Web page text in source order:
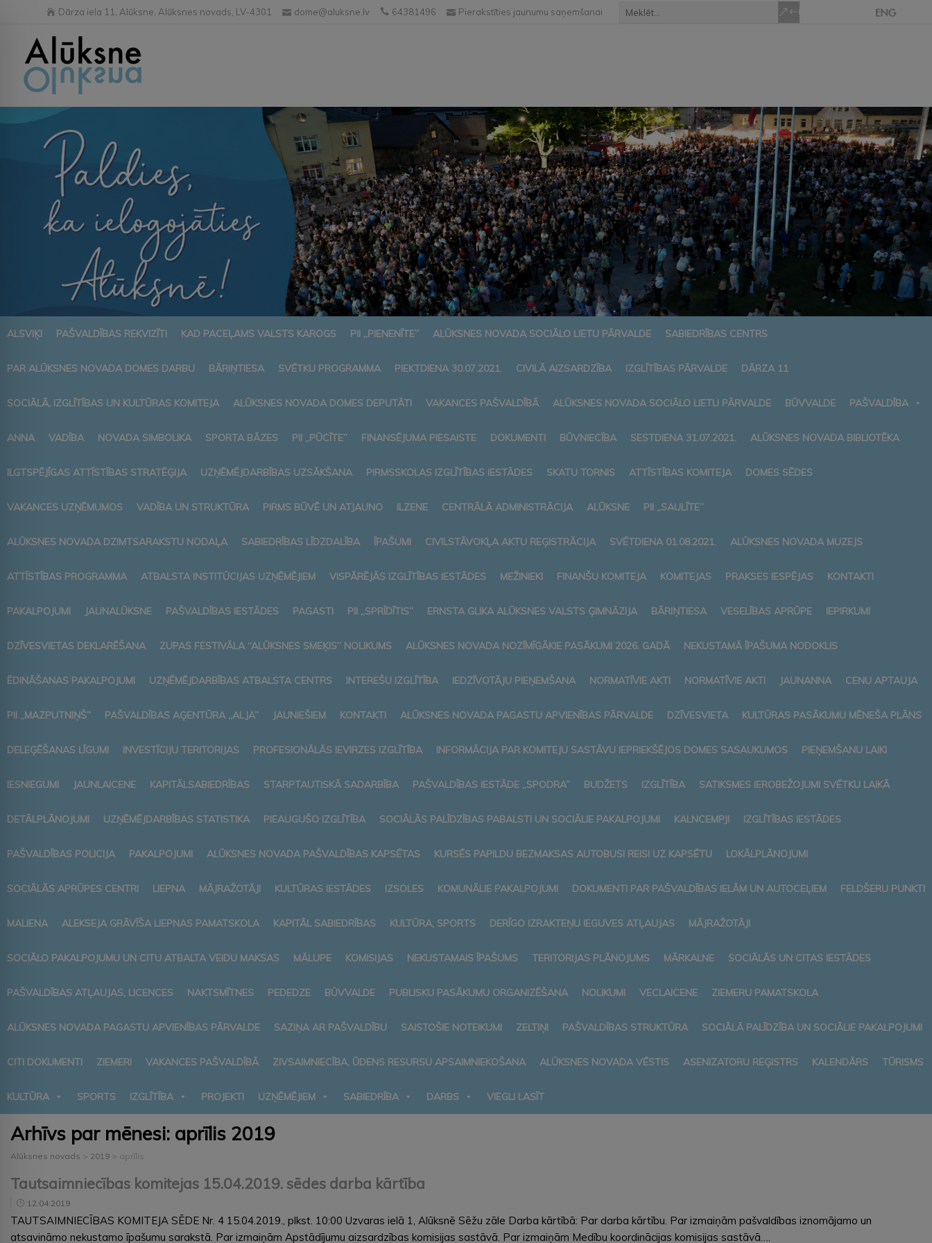
Dārza iela 11, Alūksne, Alūksnes novads, LV-4301 dome@aluksne.lv 64381496 Pierakstīties jaunumu saņemšanai
ALSVIĶI PAŠVALDĪBAS REKVIZĪTI KAD PACEĻAMS VALSTS KAROGS PII „PIENENĪTE” ALŪKSNES NOVADA SOCIĀLO LIETU PĀRVALDE SABIEDRĪBAS CENTRS
PAR ALŪKSNES NOVADA DOMES DARBU BĀRIŅTIESA SVĒTKU PROGRAMMA PIEKTDIENA 30.07.2021. CIVILĀ AIZSARDZĪBA IZGLĪTĪBAS PĀRVALDE DĀRZA 11
SOCIĀLĀ, IZGLĪTĪBAS UN KULTŪRAS KOMITEJA ALŪKSNES NOVADA DOMES DEPUTĀTI VAKANCES PAŠVALDĪBĀ ALŪKSNES NOVADA SOCIĀLO LIETU PĀRVALDE BŪVVALDE PAŠVALDĪBA
ANNA VADĪBA NOVADA SIMBOLIKA SPORTA BĀZES PII „PŪCĪTE” FINANSĒJUMA PIESAISTE DOKUMENTI BŪVNIECĪBA SESTDIENA 31.07.2021. ALŪKSNES NOVADA BIBLIOTĒKA
ILGTSPĒJĪGAS ATTĪSTĪBAS STRATĒĢIJA UZŅĒMĒJDARBĪBAS UZSĀKŠANA PIRMSSKOLAS IZGLĪTĪBAS IESTĀDES SKATU TORNIS ATTĪSTĪBAS KOMITEJA DOMES SĒDES
VAKANCES UZŅĒMUMOS VADĪBA UN STRUKTŪRA PIRMS BŪVĒ UN ATJAUNO ILZENE CENTRĀLĀ ADMINISTRĀCIJA ALŪKSNE PII „SAULĪTE”
ALŪKSNES NOVADA DZIMTSARAKSTU NODAĻA SABIEDRĪBAS LĪDZDALĪBA ĪPAŠUMI CIVILSTĀVOKĻA AKTU REĢISTRĀCIJA SVĒTDIENA 01.08.2021. ALŪKSNES NOVADA MUZEJS
ATTĪSTĪBAS PROGRAMMA ATBALSTA INSTITŪCIJAS UZŅĒMĒJIEM VISPĀRĒJĀS IZGLĪTĪBAS IESTĀDES MEŽINIEKI FINANŠU KOMITEJA KOMITEJAS PRAKSES IESPĒJAS KONTAKTI
PAKALPOJUMI JAUNALŪKSNE PAŠVALDĪBAS IESTĀDES PAGASTI PII „SPRĪDĪTIS” ERNSTA GLIKA ALŪKSNES VALSTS ĢIMNĀZIJA BĀRIŅTIESA VESELĪBAS APRŪPE IEPIRKUMI
DZĪVESVIETAS DEKLARĒŠANA ZUPAS FESTIVĀLA “ALŪKSNES SMEĶIS” NOLIKUMS ALŪKSNES NOVADA NOZĪMĪGĀKIE PASĀKUMI 2026. GADĀ NEKUSTAMĀ ĪPAŠUMA NODOKLIS
ĒDINĀŠANAS PAKALPOJUMI UZŅĒMĒJDARBĪBAS ATBALSTA CENTRS INTEREŠU IZGLĪTĪBA IEDZĪVOTĀJU PIEŅEMŠANA NORMATĪVIE AKTI NORMATĪVIE AKTI JAUNANNA CENU APTAUJA
PII „MAZPUTNIŅŠ” PAŠVALDĪBAS AĢENTŪRA „ALJA” JAUNIEŠIEM KONTAKTI ALŪKSNES NOVADA PAGASTU APVIENĪBAS PĀRVALDE DZĪVESVIETA KULTŪRAS PASĀKUMU MĒNEŠA PLĀNS
DELEĢĒŠANAS LĪGUMI INVESTĪCIJU TERITORIJAS PROFESIONĀLĀS IEVIRZES IZGLĪTĪBA INFORMĀCIJA PAR KOMITEJU SASTĀVU IEPRIEKŠĒJOS DOMES SASAUKUMOS PIEŅEMŠANU LAIKI
IESNIEGUMI JAUNLAICENE KAPITĀLSABIEDRĪBAS STARPTAUTISKĀ SADARBĪBA PAŠVALDĪBAS IESTĀDE „SPODRA” BUDŽETS IZGLĪTĪBA SATIKSMES IEROBEŽOJUMI SVĒTKU LAIKĀ
DETĀLPLĀNOJUMI UZŅĒMĒJDARBĪBAS STATISTIKA PIEAUGUŠO IZGLĪTĪBA SOCIĀLĀS PALĪDZĪBAS PABALSTI UN SOCIĀLIE PAKALPOJUMI KALNCEMPJI IZGLĪTĪBAS IESTĀDES
PAŠVALDĪBAS POLICIJA PAKALPOJUMI ALŪKSNES NOVADA PAŠVALDĪBAS KAPSĒTAS KURSĒS PAPILDU BEZMAKSAS AUTOBUSI REISI UZ KAPSĒTU LOKĀLPLĀNOJUMI
SOCIĀLĀS APRŪPES CENTRI LIEPNA MĀJRAŽOTĀJI KULTŪRAS IESTĀDES IZSOLES KOMUNĀLIE PAKALPOJUMI DOKUMENTI PAR PAŠVALDĪBAS IELĀM UN AUTOCEĻIEM FELDŠERU PUNKTI
MALIENA ALEKSEJA GRĀVĪŠA LIEPNAS PAMATSKOLA KAPITĀL SABIEDRĪBAS KULTŪRA, SPORTS DERĪGO IZRAKTEŅU IEGUVES ATĻAUJAS MĀJRAŽOTĀJI
SOCIĀLO PAKALPOJUMU UN CITU ATBALTA VEIDU MAKSAS MĀLUPE KOMISIJAS NEKUSTAMAIS ĪPAŠUMS TERITORIJAS PLĀNOJUMS MĀRKALNE SOCIĀLĀS UN CITAS IESTĀDES
PAŠVALDĪBAS ATĻAUJAS, LICENCES NAKTSMĪTNES PEDEDZE BŪVVALDE PUBLISKU PASĀKUMU ORGANIZĒŠANA NOLIKUMI VECLAICENE ZIEMERU PAMATSKOLA
ALŪKSNES NOVADA PAGASTU APVIENĪBAS PĀRVALDE SAZIŅA AR PAŠVALDĪBU SAISTOŠIE NOTEIKUMI ZELTIŅI PAŠVALDĪBAS STRUKTŪRA SOCIĀLĀ PALĪDZĪBA UN SOCIĀLIE PAKALPOJUMI
CITI DOKUMENTI ZIEMERI VAKANCES PAŠVALDĪBĀ ZIVSAIMNIECĪBA, ŪDENS RESURSU APSAIMNIEKOŠANA ALŪKSNES NOVADA VĒSTIS ASENIZATORU REĢISTRS KALENDĀRS TŪRISMS
KULTŪRA SPORTS IZGLĪTĪBA PROJEKTI UZŅĒMĒJIEM SABIEDRĪBA DARBS VIEGLI LASĪT
Arhīvs par mēnesi: aprīlis 2019
Alūksnes novads > 2019 > aprīlis
Tautsaimniecības komitejas 15.04.2019. sēdes darba kārtība
12.04.2019
TAUTSAIMNIECĪBAS KOMITEJA SĒDE Nr. 4 15.04.2019., plkst. 10:00 Uzvaras ielā 1, Alūksnē Sēžu zāle Darba kārtībā: Par darba kārtību. Par izmaiņām pašvaldības iznomājamo un
atsavināmo nekustamo īpašumu sarakstā. Par izmaiņām Apstādījumu aizsardzības komisijas sastāvā. Par izmaiņām Medību koordinācijas komisijas sastāvā….